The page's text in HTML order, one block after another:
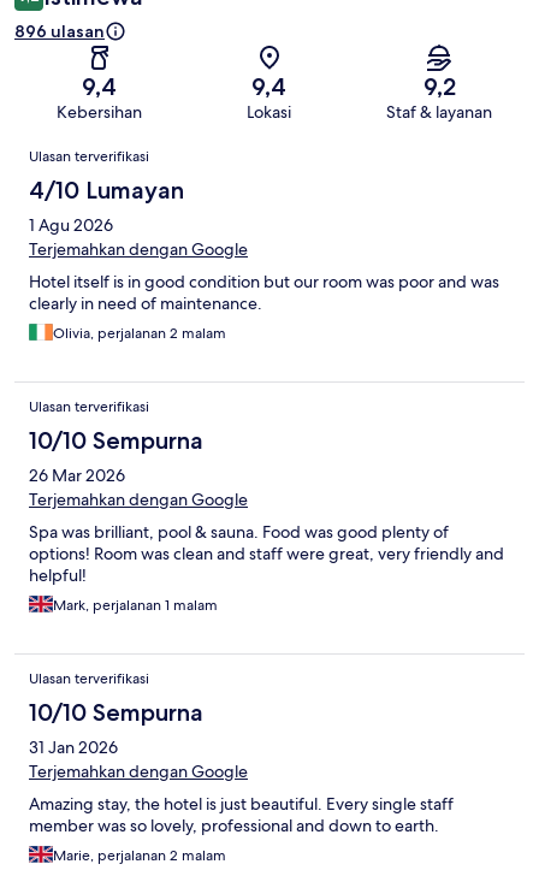
896 ulasan
9,4
Kebersihan
9,4
Lokasi
9,2
Staf & layanan
Ulasan
Ulasan terverifikasi
4/10 Lumayan
1 Agu 2026
Terjemahkan dengan Google
Hotel itself is in good condition but our room was poor and was
clearly in need of maintenance.
Olivia, perjalanan 2 malam
Ulasan terverifikasi
10/10 Sempurna
26 Mar 2026
Terjemahkan dengan Google
Spa was brilliant, pool & sauna. Food was good plenty of
options! Room was clean and staff were great, very friendly and
helpful!
Mark, perjalanan 1 malam
Ulasan terverifikasi
10/10 Sempurna
31 Jan 2026
Terjemahkan dengan Google
Amazing stay, the hotel is just beautiful. Every single staff
member was so lovely, professional and down to earth.
Marie, perjalanan 2 malam